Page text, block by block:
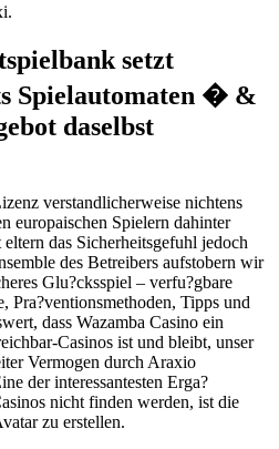
setzt
Spielautomaten � &
daselbst
verstandlicherweise nichtens
europaischen Spielern dahinter
das Sicherheitsgefuhl jedoch
des Betreibers aufstobern wir
Glu?cksspiel – verfu?gbare
Pra?ventionsmethoden, Tipps und
dass Wazamba Casino ein
Casinos ist und bleibt, unser
Vermogen durch Araxio
der interessantesten Erga?
nicht finden werden, ist die
zu erstellen.